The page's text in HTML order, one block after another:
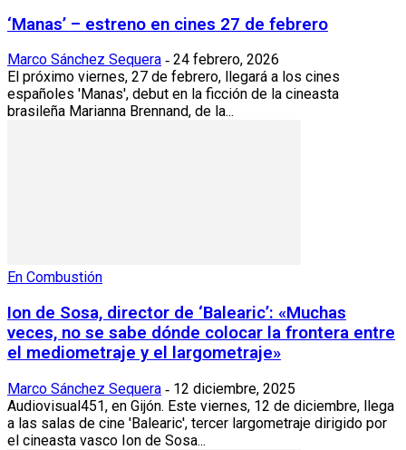
‘Manas’ – estreno en cines 27 de febrero
Marco Sánchez Sequera - 24 febrero, 2026
El próximo viernes, 27 de febrero, llegará a los cines
españoles 'Manas', debut en la ficción de la cineasta
brasileña Marianna Brennand, de la...
En Combustión
Ion de Sosa, director de ‘Balearic’: «Muchas
veces, no se sabe dónde colocar la frontera entre
el mediometraje y el largometraje»
Marco Sánchez Sequera - 12 diciembre, 2025
Audiovisual451, en Gijón. Este viernes, 12 de diciembre, llega
a las salas de cine 'Balearic', tercer largometraje dirigido por
el cineasta vasco Ion de Sosa...